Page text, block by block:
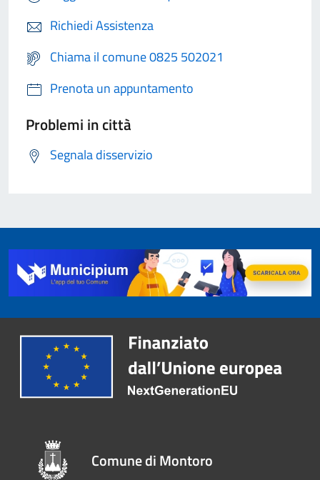
Richiedi Assistenza
Chiama il comune 0825 502021
Prenota un appuntamento
Problemi in città
Segnala disservizio
Comune di Montoro